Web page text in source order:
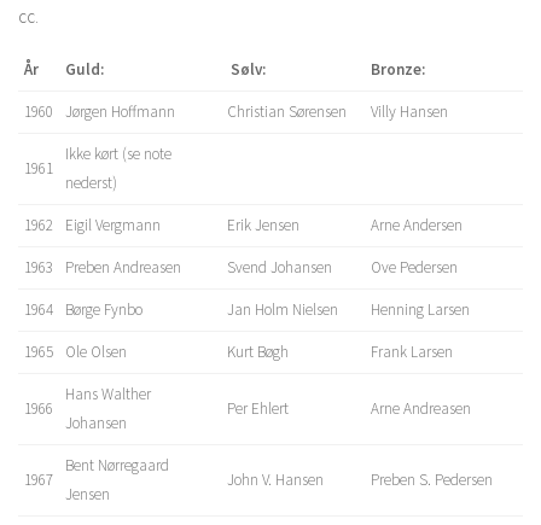
cc.
År Guld: Sølv: Bronze:
1960 Jørgen Hoffmann Christian Sørensen Villy Hansen
1961
Ikke kørt (se note
nederst)
1962 Eigil Vergmann Erik Jensen Arne Andersen
1963 Preben Andreasen Svend Johansen Ove Pedersen
1964 Børge Fynbo Jan Holm Nielsen Henning Larsen
1965 Ole Olsen Kurt Bøgh Frank Larsen
1966
Hans Walther
Johansen
Per Ehlert Arne Andreasen
1967
Bent Nørregaard
Jensen
John V. Hansen Preben S. Pedersen